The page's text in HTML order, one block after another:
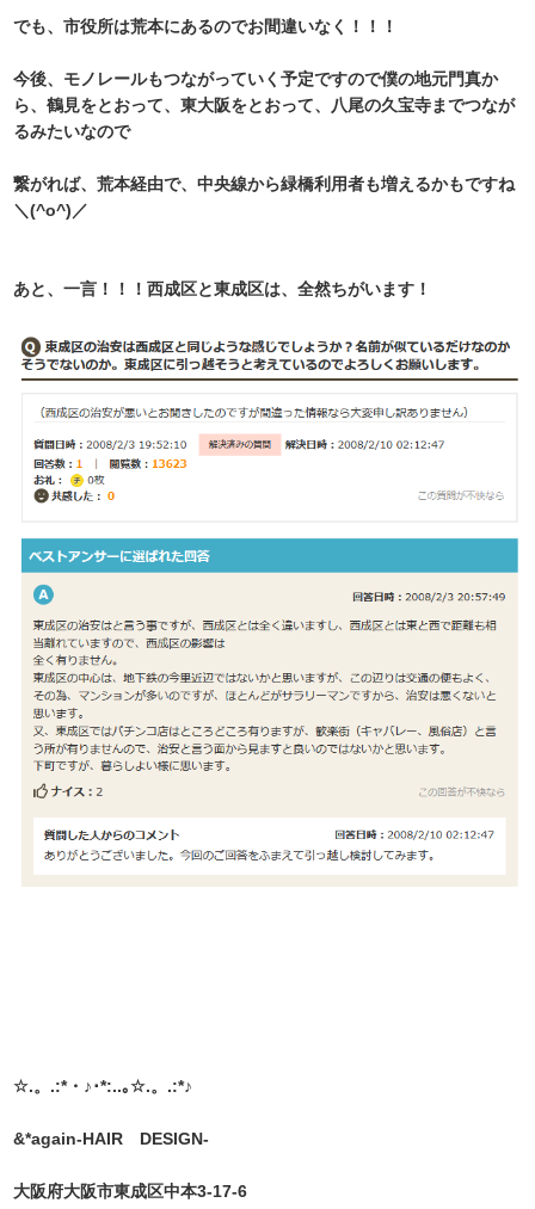
でも、市役所は荒本にあるのでお間違いなく！！！
今後、モノレールもつながっていく予定ですので僕の地元門真か
ら、鶴見をとおって、東大阪をとおって、八尾の久宝寺までつなが
るみたいなので
繋がれば、荒本経由で、中央線から緑橋利用者も増えるかもですね
＼(^o^)／
あと、一言！！！西成区と東成区は、全然ちがいます！
☆.。.:*・♪･*:..｡☆.。.:*♪
&*again-HAIR DESIGN-
大阪府大阪市東成区中本3-17-6